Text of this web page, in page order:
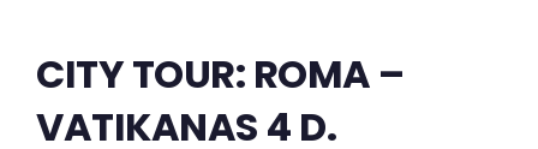
CITY TOUR: ROMA –
VATIKANAS 4 D.